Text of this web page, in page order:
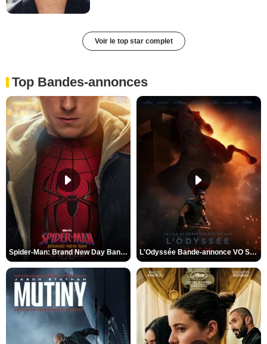
Voir le top star complet
Top Bandes-annonces
Spider-Man: Brand New Day Bande-annonce VO STFR L'Odyssée Bande-annonce VO STFR